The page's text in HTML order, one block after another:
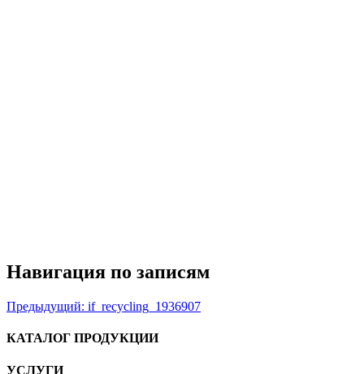
Навигация по записям
Предыдущий: if_recycling_1936907
КАТАЛОГ ПРОДУКЦИИ
УСЛУГИ